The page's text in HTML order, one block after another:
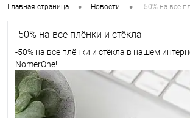
Главная страница • Новости • -50% на все
-50% на все плёнки и стёкла
-50% на все плёнки и стёкла в нашем
NomerOne!